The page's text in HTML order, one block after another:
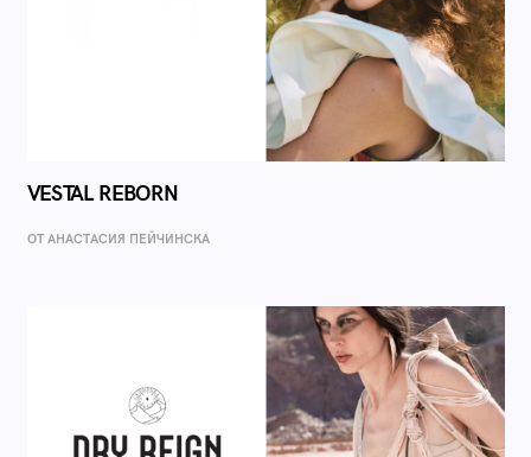
VESTAL REBORN
ОТ AНАСТАСИЯ ПЕЙЧИНСКА